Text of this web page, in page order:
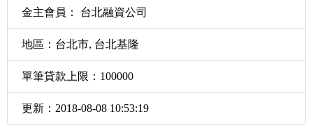
金主會員： 台北融資公司
地區：台北市, 台北基隆
單筆貸款上限：100000
更新：2018-08-08 10:53:19